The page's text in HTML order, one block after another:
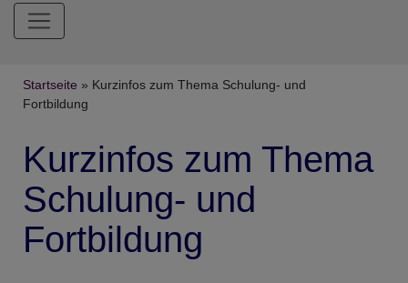
Hauptnavigation
Breadcrumb
Startseite
Kurzinfos zum Thema Schulung- und
Fortbildung
Kurzinfos zum Thema
Schulung- und
Fortbildung